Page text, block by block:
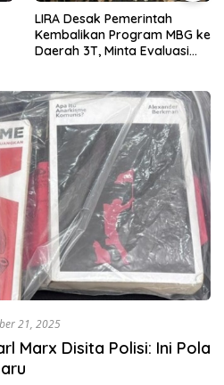
MBG ke
Presiden LIRA
Malang, Mendorong
Organisasi agar Solid
21, 2025
Marx Disita Polisi: Ini Pola